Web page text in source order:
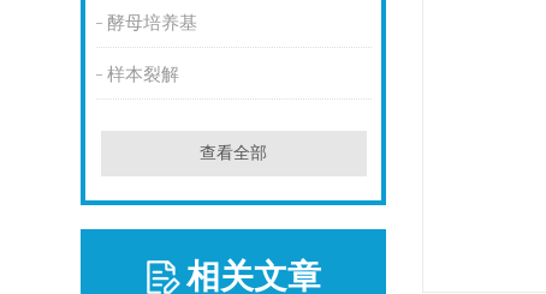
酵母培养基
样本裂解
查看全部
相关文章